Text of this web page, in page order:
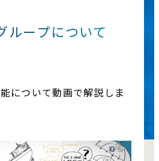
ループについて
について動画で解説しま